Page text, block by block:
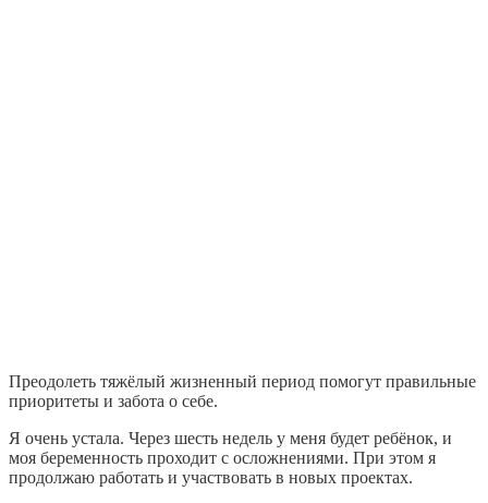
Преодолеть тяжёлый жизненный период помогут правильные
приоритеты и забота о себе.
Я очень устала. Через шесть недель у меня будет ребёнок, и
моя беременность проходит с осложнениями. При этом я
продолжаю работать и участвовать в новых проектах.